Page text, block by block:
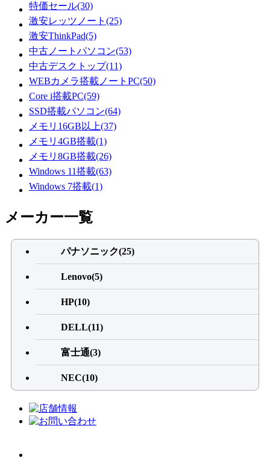
特価セール(30)
激安レッツノート(25)
激安ThinkPad(5)
中古ノートパソコン(53)
中古デスクトップ(11)
WEBカメラ搭載ノートPC(50)
Core i搭載PC(59)
SSD搭載パソコン(64)
メモリ16GB以上(37)
メモリ4GB搭載(1)
メモリ8GB搭載(26)
Windows 11搭載(63)
Windows 7搭載(1)
メーカー一覧
パナソニック(25)
Lenovo(5)
HP(10)
DELL(11)
富士通(3)
NEC(10)